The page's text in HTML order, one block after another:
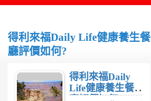
得利來福Daily Life健康養生餐
廳評價如何?
得利來福Daily
Life健康養生餐